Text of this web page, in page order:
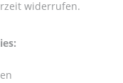
widerrufen.